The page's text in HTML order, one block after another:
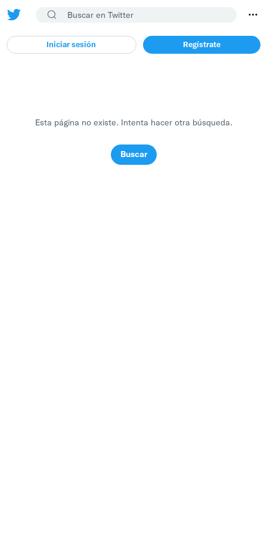
Iniciar sesión Regístrate
Esta página no existe. Intenta hacer otra búsqueda.
Buscar